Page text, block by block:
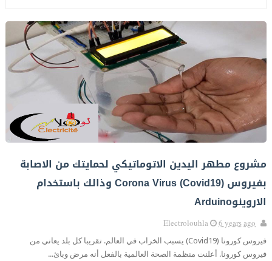
مشروع مطهر اليدين الاتوماتيكي لحمايتك من الاصابة
بفيروس Corona Virus (Covid19) وذالك باستخدام
الاروينوArduino
Electrolouhla 6 years ago
فيروس كورونا (Covid19) يسبب الخراب في العالم. تقريبا كل بلد يعاني من
فيروس كورونا. أعلنت منظمة الصحة العالمية بالفعل أنه مرض وبائ...